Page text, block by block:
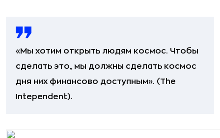
«Мы хотим открыть людям космос. Чтобы
сделать это, мы должны сделать космос
дня них финансово доступным». (The
Intependent).